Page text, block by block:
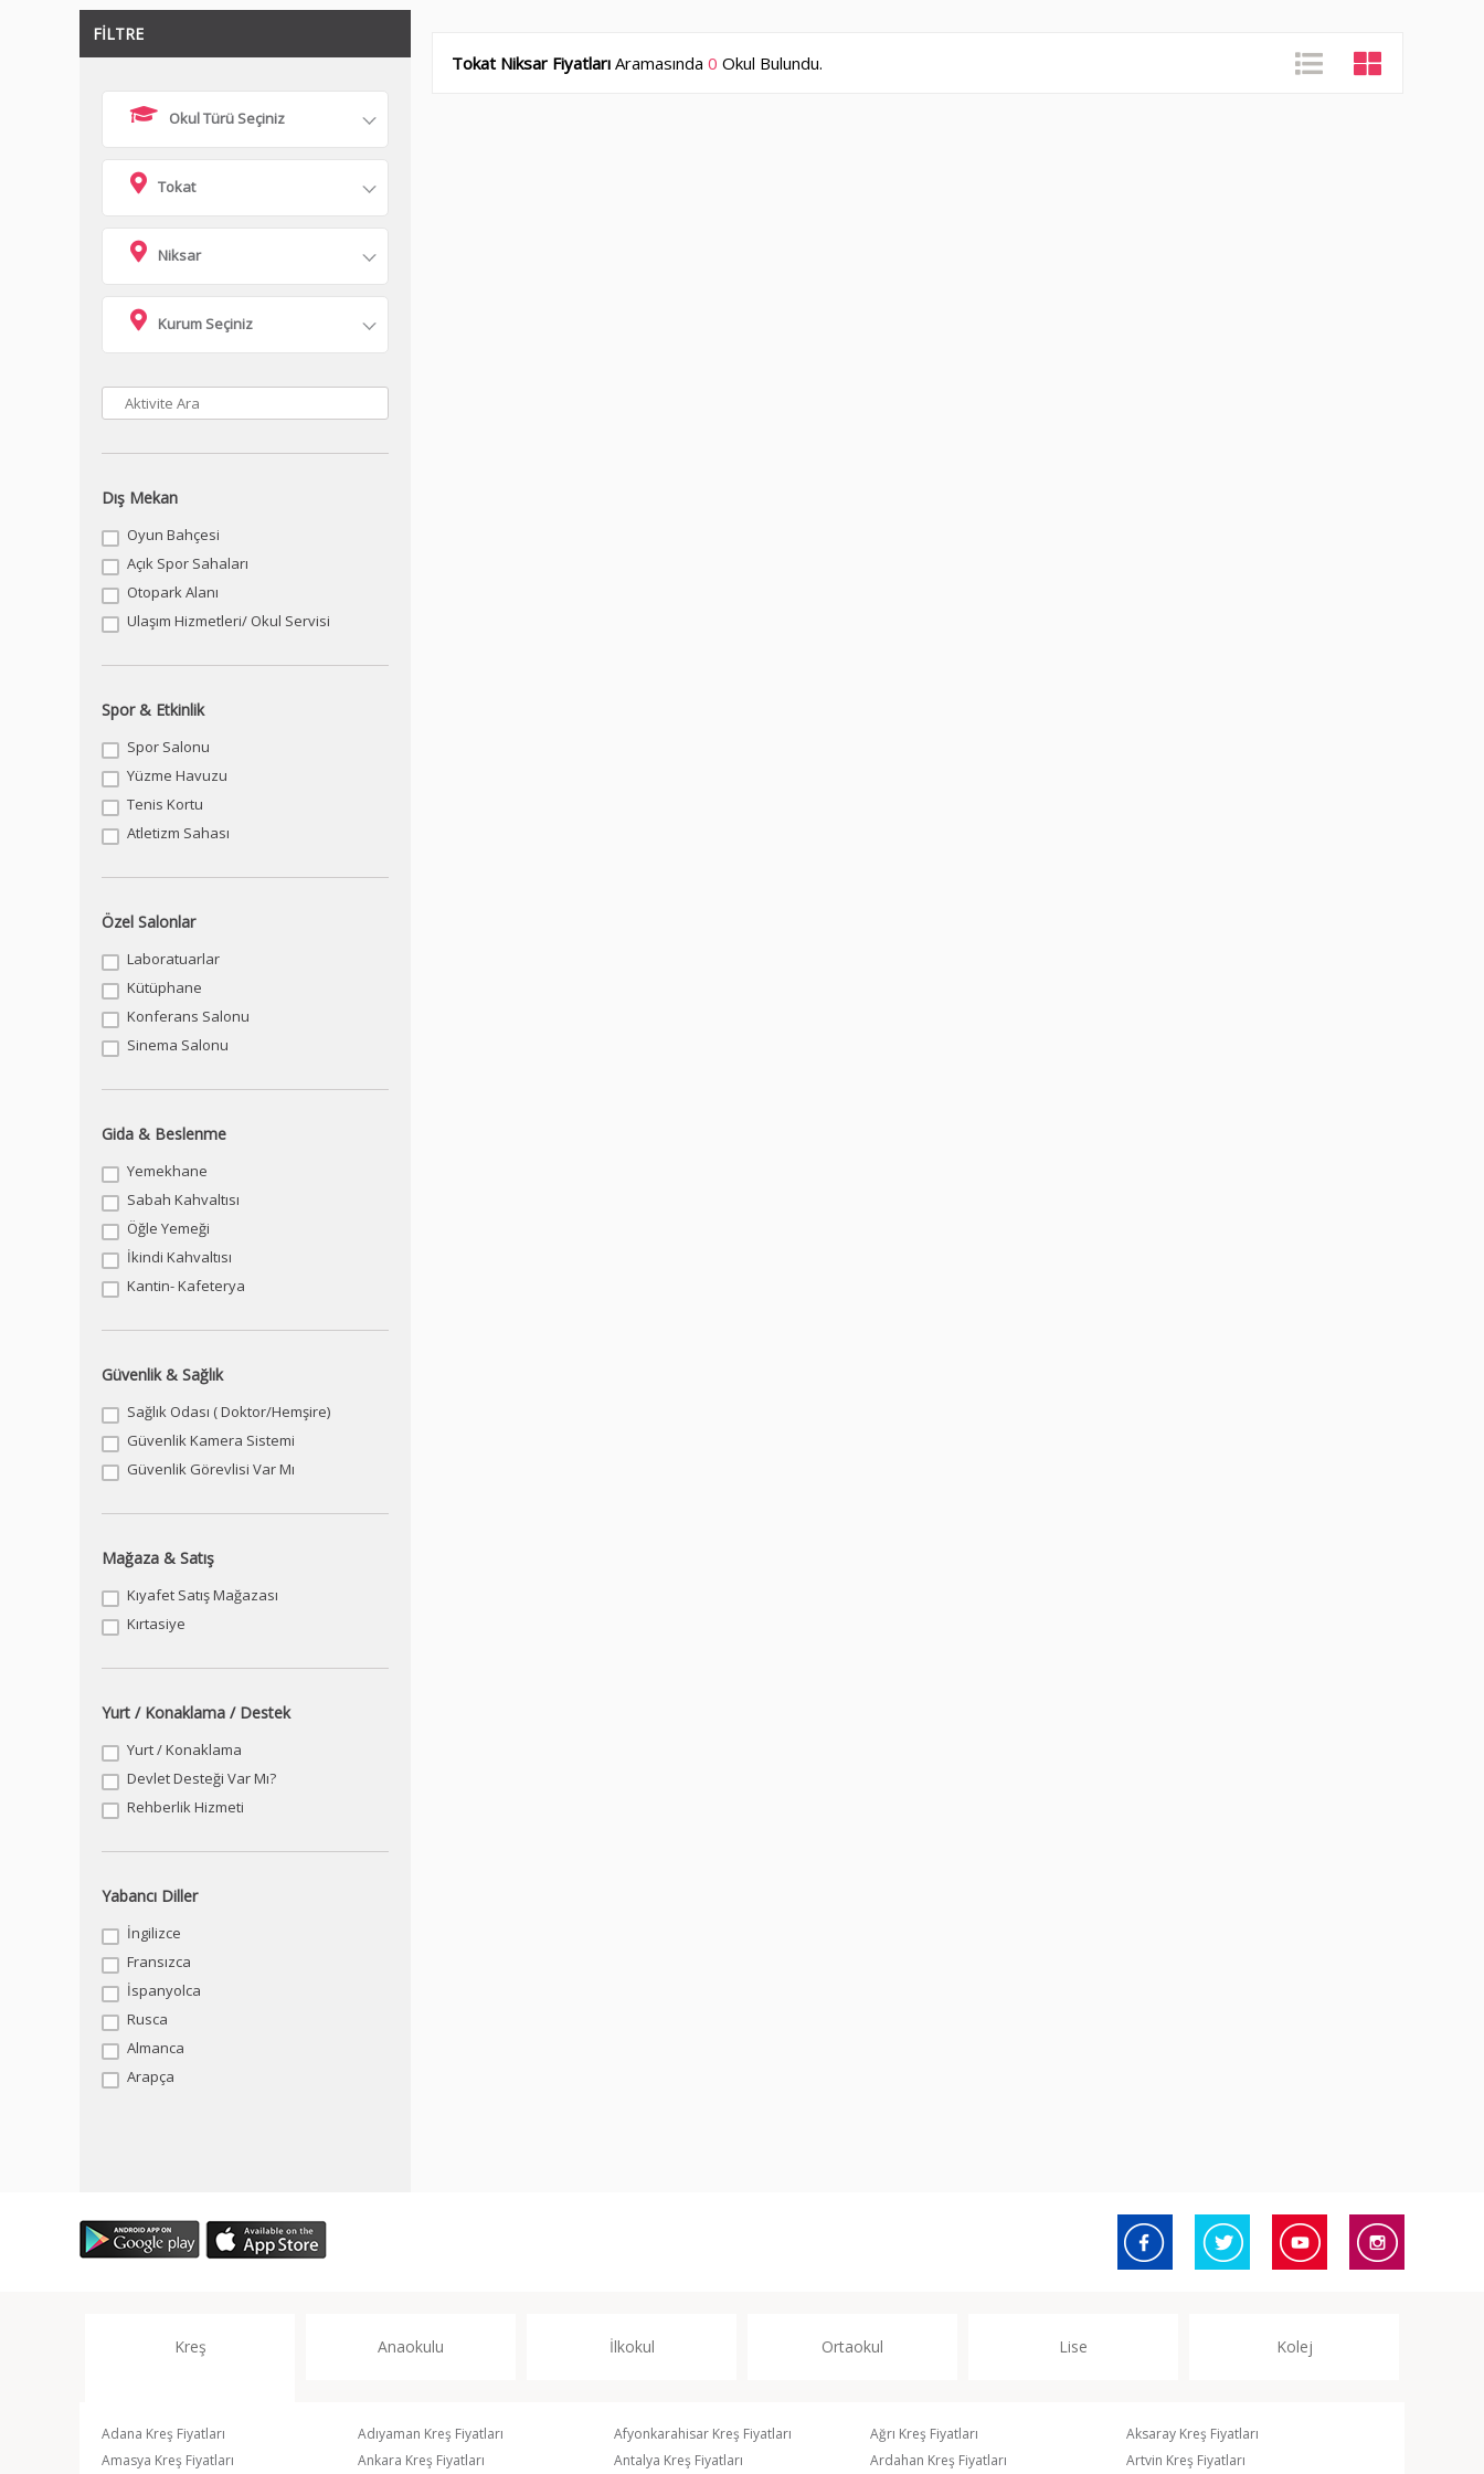
FİLTRE
Okul Türü Seçiniz
Tokat
Niksar
Kurum Seçiniz
Dış Mekan
Oyun Bahçesi
Açık Spor Sahaları
Otopark Alanı
Ulaşım Hizmetleri/ Okul Servisi
Spor & Etkinlik
Spor Salonu
Yüzme Havuzu
Tenis Kortu
Atletizm Sahası
Özel Salonlar
Laboratuarlar
Kütüphane
Konferans Salonu
Sinema Salonu
Gida & Beslenme
Yemekhane
Sabah Kahvaltısı
Öğle Yemeği
İkindi Kahvaltısı
Kantin- Kafeterya
Güvenlik & Sağlık
Sağlık Odası ( Doktor/Hemşire)
Güvenlik Kamera Sistemi
Güvenlik Görevlisi Var Mı
Mağaza & Satış
Kıyafet Satış Mağazası
Kırtasiye
Yurt / Konaklama / Destek
Yurt / Konaklama
Devlet Desteği Var Mı?
Rehberlik Hizmeti
Yabancı Diller
İngilizce
Fransızca
İspanyolca
Rusca
Almanca
Arapça
Tokat Niksar Fiyatları Aramasında 0 Okul Bulundu.
Kreş Anaokulu İlkokul Ortaokul Lise Kolej
Adana Kreş Fiyatları Adıyaman Kreş Fiyatları Afyonkarahisar Kreş Fiyatları Ağrı Kreş Fiyatları
Aksaray Kreş Fiyatları
Amasya Kreş Fiyatları
Ankara Kreş Fiyatları Antalya Kreş Fiyatları Ardahan Kreş Fiyatları Artvin Kreş Fiyatları